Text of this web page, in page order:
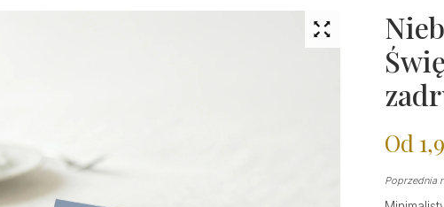
Od
Poprzednia